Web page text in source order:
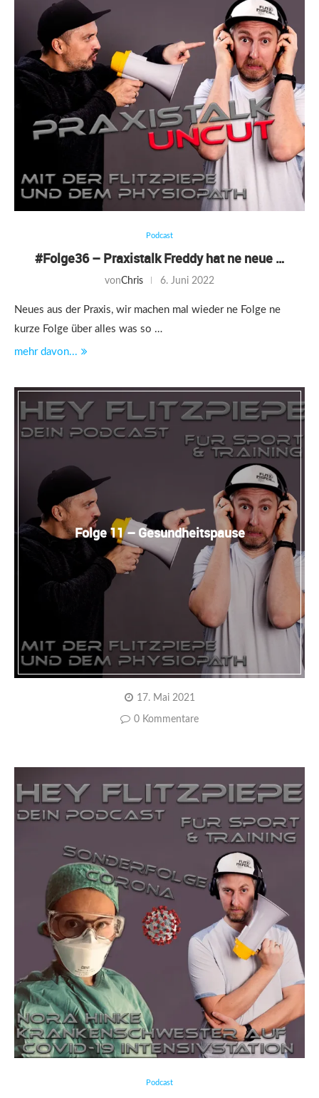
Podcast
#Folge36 – Praxistalk Freddy hat ne neue …
vonChris 6. Juni 2022
Neues aus der Praxis, wir machen mal wieder ne Folge ne
kurze Folge über alles was so …
mehr davon...
Folge 11 – Gesundheitspause
17. Mai 2021
0 Kommentare
Podcast